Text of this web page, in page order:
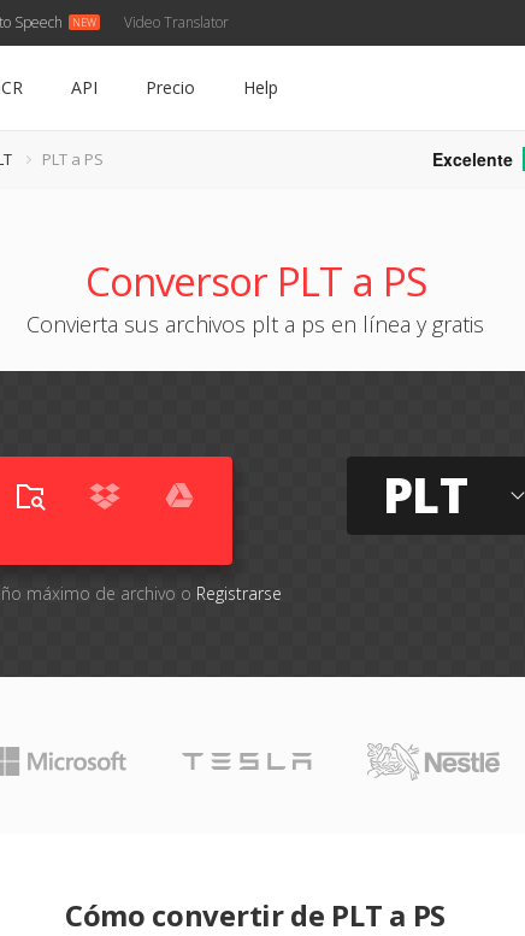
Speech Video Translator
API Precio Help
PLT a PS Excelente
Conversor PLT a PS
Convierta sus archivos plt a ps en línea y gratis
máximo de archivo o Registrarse
PLT
Cómo convertir de PLT a PS